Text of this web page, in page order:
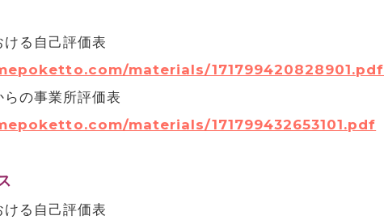
る自己評価表
materials/171799420828901.pdf
の事業所評価表
materials/171799432653101.pdf
る自己評価表